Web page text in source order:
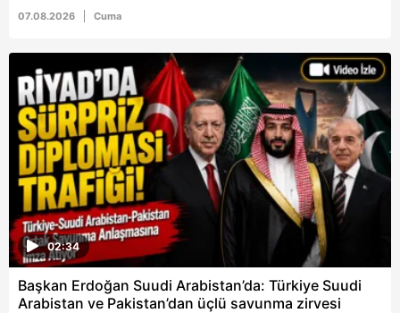
07.08.2026 Cuma
02:34
Başkan Erdoğan Suudi Arabistan’da: Türkiye Suudi
Arabistan ve Pakistan’dan üçlü savunma zirvesi